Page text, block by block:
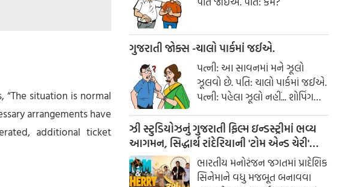
“The situation is normal
arrangements have
additional ticket
ગુજરાતી જોક્સ -ચાલો પાર્કમાં જઈએ.
પત્ની: આ સાવનમાં મને ઝૂલો
ઝૂલવો છે. પતિ: ચાલો પાર્કમાં જઈએ.
પત્ની: પહેલા ઝૂલો નહીં... શોપિંગ
કરાવ!
ઝી સ્ટુડિયોઝનું ગુજરાતી ફિલ્મ ઇન્ડસ્ટ્રીમાં ભવ્ય
આગમન, સિદ્ધાર્થ રાંદેરિયાની 'ટોમ એન્ડ ચેરી'
સાથે કરશે શરૂઆત; ટ્રેલર થયું રિલીઝ
ભારતીય મનોરંજન જગતમાં પ્રાદેશિક
સિનેમાને વધુ મજબૂત બનાવવા